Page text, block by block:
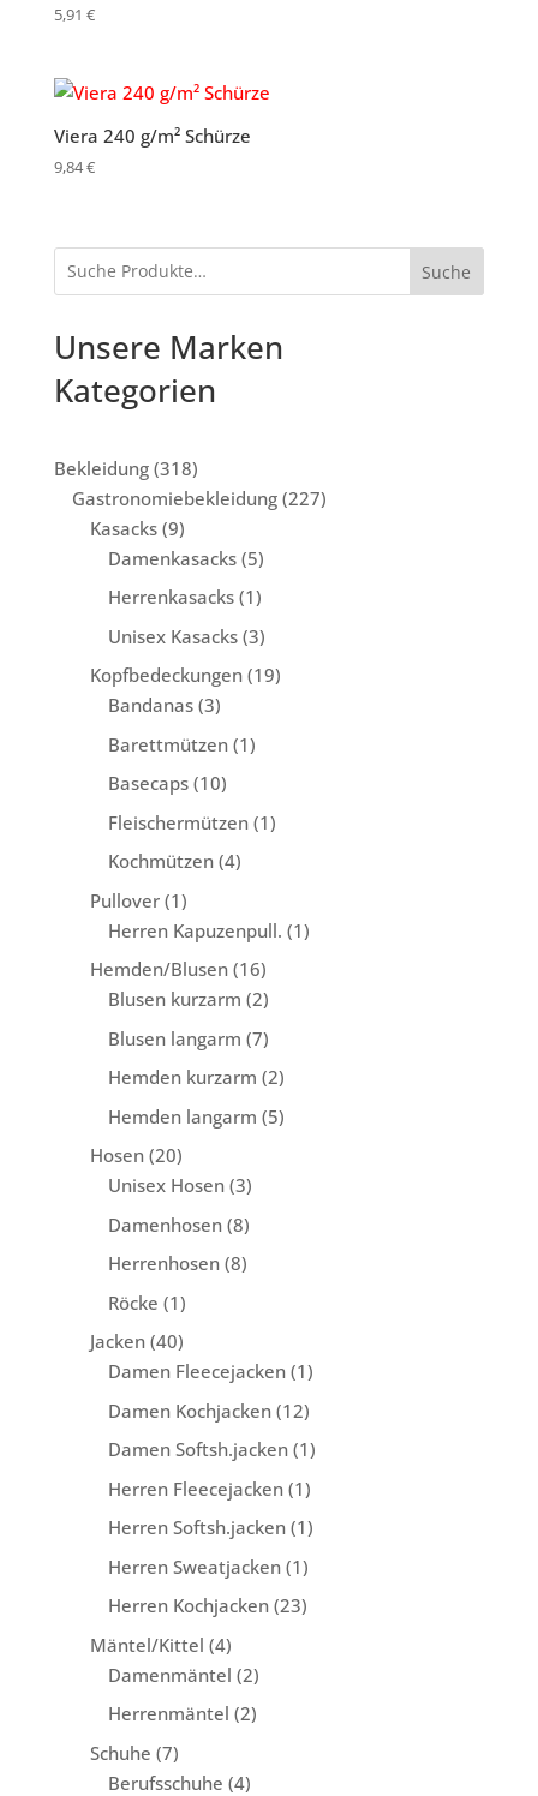
5,91 €
Viera 240 g/m² Schürze
9,84€
Suche
Unsere Marken
Kategorien
Bekleidung 318318
Produkte
Gastronomiebekleidung 227227
Kasacks 99
Produkte
Damenkasacks 55
Produkte
Herrenkasacks 11
Produkt
Unisex Kasacks 33
Produkte
Kopfbedeckungen 1919
Bandanas 33
Produkte
Barettmützen 11
Basecaps 1010
Produkte
Fleischermützen 11
Kochmützen 44
Pullover 11
Produkt
Herren Kapuzenpull. 11
Hemden/Blusen 1616
Produkte
Blusen kurzarm 22
Produkte
Blusen langarm 77
Produkte
Hemden kurzarm 22
Produkte
Hemden langarm 55
Hosen 2020
Produkte
Unisex Hosen 33
Produkte
Damenhosen 88
Produkte
Herrenhosen 88
Röcke 11
Produkt
Jacken 4040
Produkte
Damen Fleecejacken 11
Produkt
Damen Kochjacken 1212
Produkte
Damen Softsh.jacken 11
Produkt
Herren Fleecejacken 11
Produkt
Herren Softsh.jacken 11
Produkt
Herren Sweatjacken 11
Produkt
Herren Kochjacken 2323
Mäntel/Kittel 44
Produkte
Damenmäntel 22
Produkte
Herrenmäntel 22
Schuhe 77
Produkte
Berufsschuhe 44